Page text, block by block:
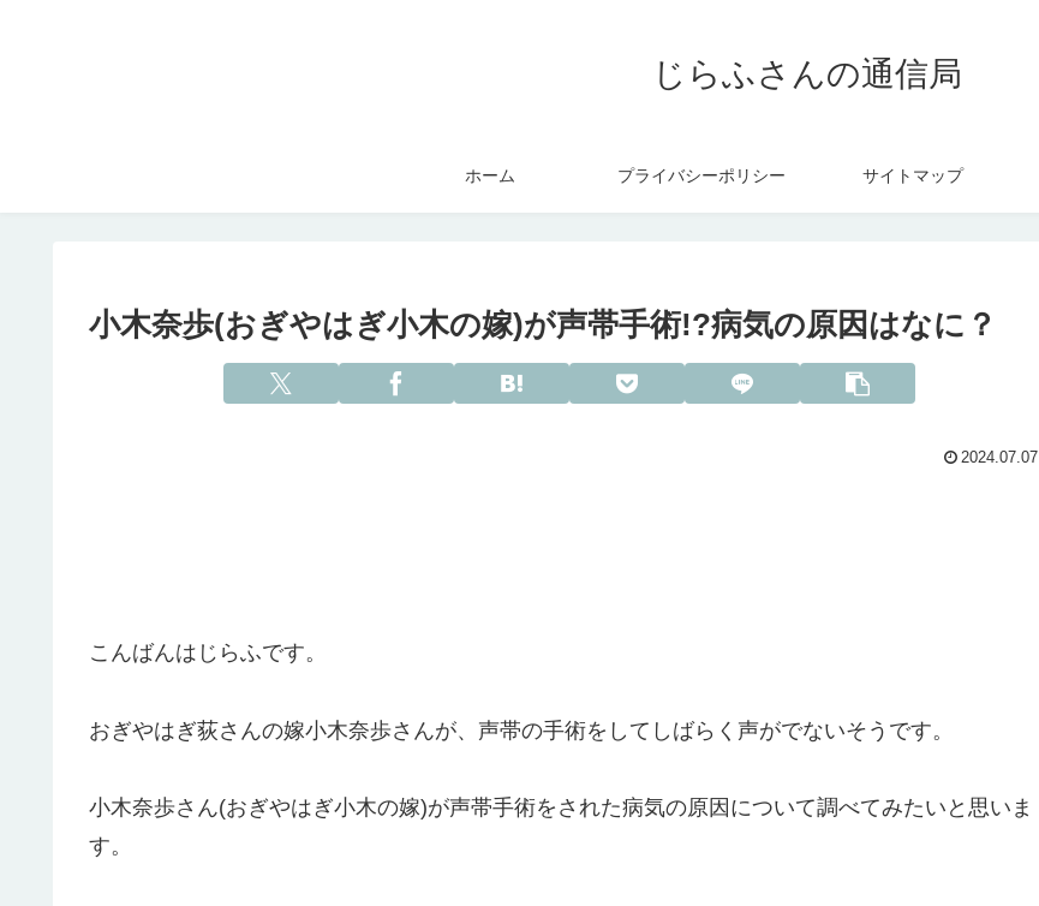
じらふさんの通信局
ホーム プライバシーポリシー サイトマップ
小木奈歩(おぎやはぎ小木の嫁)が声帯手術!?病気の原因はなに？
2024.07.07
こんばんはじらふです。
おぎやはぎ荻さんの嫁小木奈歩さんが、声帯の手術をしてしばらく声がでないそうです。
小木奈歩さん(おぎやはぎ小木の嫁)が声帯手術をされた病気の原因について調べてみたいと思いま
す。